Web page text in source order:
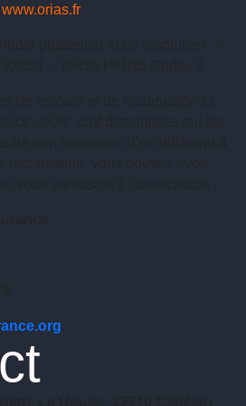
www.orias.fr
de non résolution d’un différend à